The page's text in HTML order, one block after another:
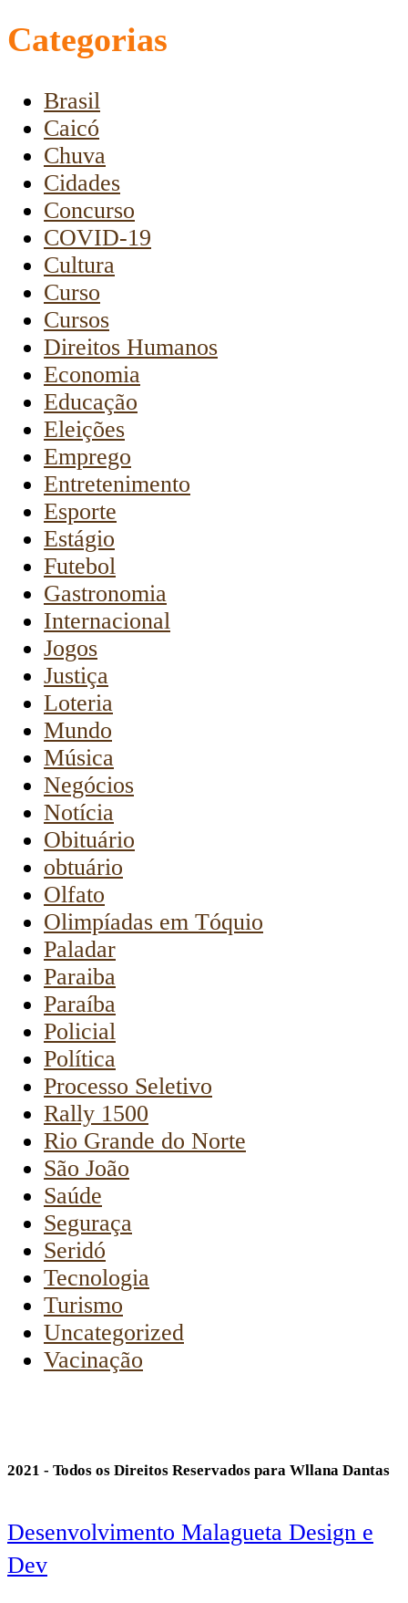
Categorias
Brasil
Caicó
Chuva
Cidades
Concurso
COVID-19
Cultura
Curso
Cursos
Direitos Humanos
Economia
Educação
Eleições
Emprego
Entretenimento
Esporte
Estágio
Futebol
Gastronomia
Internacional
Jogos
Justiça
Loteria
Mundo
Música
Negócios
Notícia
Obituário
obtuário
Olfato
Olimpíadas em Tóquio
Paladar
Paraiba
Paraíba
Policial
Política
Processo Seletivo
Rally 1500
Rio Grande do Norte
São João
Saúde
Seguraça
Seridó
Tecnologia
Turismo
Uncategorized
Vacinação
2021 - Todos os Direitos Reservados para Wllana Dantas
Desenvolvimento Malagueta Design e
Dev